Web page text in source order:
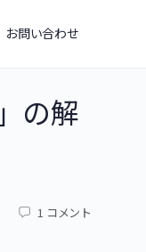
お問い合わせ
の解
1 コメント